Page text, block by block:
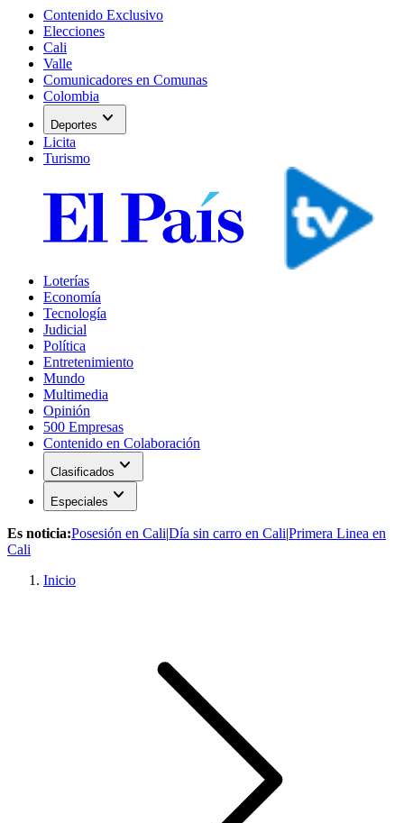
Contenido Exclusivo
Elecciones
Cali
Valle
Comunicadores en Comunas
Colombia
Deportes expand_more
Licita
Turismo
Loterías
Economía
Tecnología
Judicial
Política
Entretenimiento
Mundo
Multimedia
Opinión
500 Empresas
Contenido en Colaboración
Clasificados expand_more
Especiales expand_more
Es noticia:Posesión en Cali|Día sin carro en Cali|Primera Linea en
Cali
Inicio